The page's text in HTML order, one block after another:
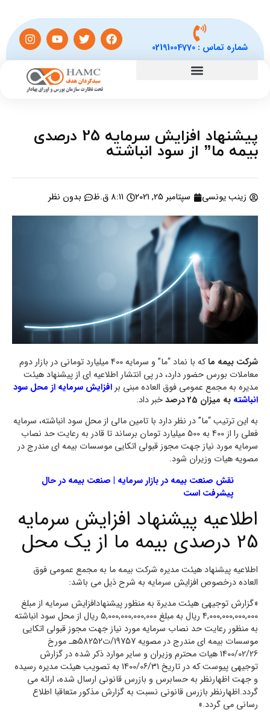
شماره تماس :02191004770
پیشنهاد افزایش سرمایه 25 درصدی
بیمه ما” از سود انباشته
زینب یونسی سپتامبر 25, 2021 8:11 ق.ظ بدون نظر
شرکت بیمه ما
که با نماد “ما” و سرمایه 400 میلیارد تومانی در بازار دوم
معاملات بورس حضور دارد، در پی انتشار اطلاعیه ای از پیشنهاد هیئت
مدیره به مجمع عمومی فوق العاده مبنی برافزایش سرمایه از محل سود
انباشته به میزان 25 درصد
خبر داد.
به این ترتیب “ما” در نظر دارد با تامین مالی از محل سود انباشته، سرمایه
فعلی را از 400 به 500 میلیارد تومان برساند تا قادر به رعایت حد نصاب
سرمایه مورد نیاز جهت مجوز قبولی اتکایی موسسات بیمه ای مندرج در
مصویه هیات وزیران شود.
نقش صنعت بیمه در بازار سرمایه | صنعت بیمه در حال
پیشرفت است
اطلاعیه پیشنهاد افزایش سرمایه
25 درصدی بیمه ما از یک محل
اطلاعیه پیشنهاد هیئت مدیره شرکت بیمه ما به مجمع عمومی فوق
العاده درخصوص افزایش سرمایه به شرح ذیل می باشد:
«گزارش توجیهی هیئت مدیرة به منظور پیشنهادافزایش سرمایه از مبلغ
4,000,000,000,000 ریال به مبلغ 5,000,000,000,000 ریال از محل سود انباشته
به منظور رعايت حد نصاب سرمايه مورد نياز جهت مجوز قبولي اتکايي
موسسات بيمه اي مندرج در مصويه 19757/ت58252هـ مورخ
1400/02/26 هيات محترم وزيران و ساير موارد ذکر شده در گزارش
توجيهي پيوست که در تاریخ 1400/06/31 به تصویب هیئت مدیره رسیده
و جهت اظهارنظر به حسابرس و بازرس قانونی ارسال شده، ارائه می
گردد.اظهارنظر بازرس قانونی نسبت به گزارش مذکور متعاقبا اطلاع
رسانی می گردد.»